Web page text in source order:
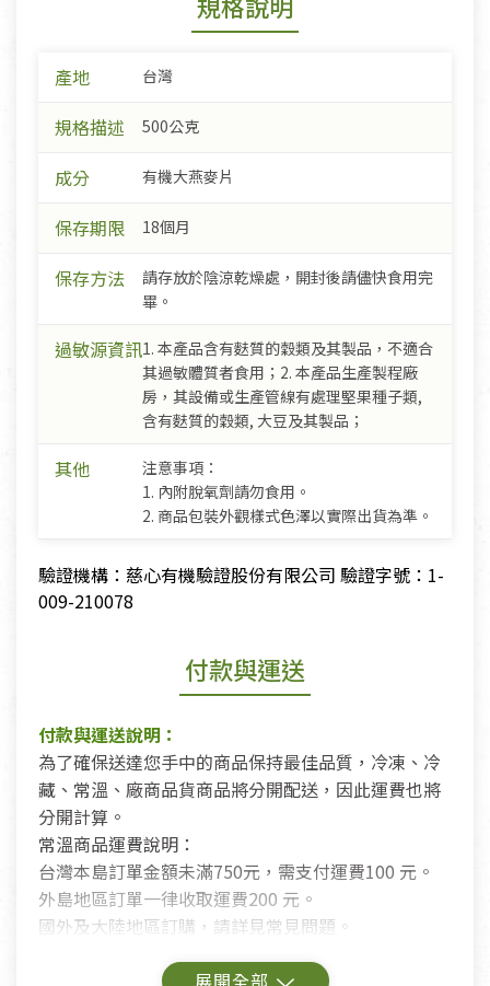
產地 台灣
規格描述 500公克
成分 有機大燕麥片
保存期限 18個月
保存方法
請存放於陰涼乾燥處，開封後請儘快食用完
畢。
過敏源資訊1. 本產品含有麩質的穀類及其製品，不適合
其過敏體質者食用；2. 本產品生產製程廠
房，其設備或生產管線有處理堅果種子類,
含有麩質的穀類, 大豆及其製品；
其他
注意事項：
1. 內附脫氧劑請勿食用。
2. 商品包裝外觀樣式色澤以實際出貨為準。
驗證機構：慈心有機驗證股份有限公司 驗證字號：1-
009-210078
付款與運送
付款與運送說明：
為了確保送達您手中的商品保持最佳品質，冷凍、冷
藏、常溫、廠商品貨商品將分開配送，因此運費也將
分開計算。
常溫商品運費說明：
台灣本島訂單金額未滿750元，需支付運費100 元。
外島地區訂單一律收取運費200 元。
國外及大陸地區訂購，請詳見常見問題。